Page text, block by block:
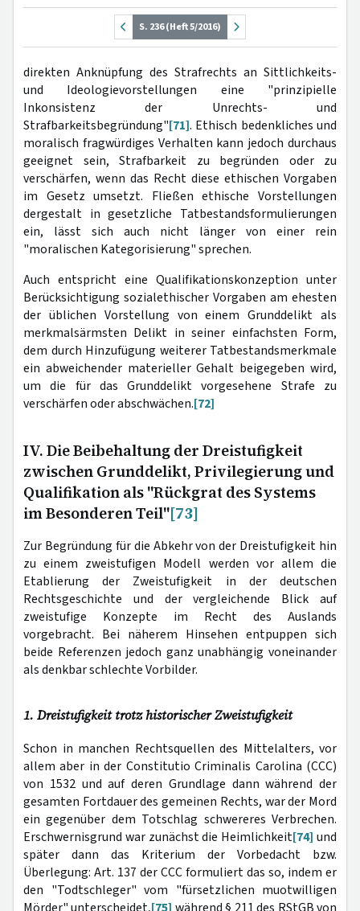
S. 236 (Heft 5/2016)
direkten Anknüpfung des Strafrechts an Sittlichkeits-
und Ideologievorstellungen eine "prinzipielle
Inkonsistenz der Unrechts- und
Strafbarkeitsbegründung"[71]. Ethisch bedenkliches und
moralisch fragwürdiges Verhalten kann jedoch durchaus
geeignet sein, Strafbarkeit zu begründen oder zu
verschärfen, wenn das Recht diese ethischen Vorgaben
im Gesetz umsetzt. Fließen ethische Vorstellungen
dergestalt in gesetzliche Tatbestandsformulierungen
ein, lässt sich auch nicht länger von einer rein
"moralischen Kategorisierung" sprechen.
Auch entspricht eine Qualifikationskonzeption unter
Berücksichtigung sozialethischer Vorgaben am ehesten
der üblichen Vorstellung von einem Grunddelikt als
merkmalsärmsten Delikt in seiner einfachsten Form,
dem durch Hinzufügung weiterer Tatbestandsmerkmale
ein abweichender materieller Gehalt beigegeben wird,
um die für das Grunddelikt vorgesehene Strafe zu
verschärfen oder abschwächen.[72]
IV. Die Beibehaltung der Dreistufigkeit
zwischen Grunddelikt, Privilegierung und
Qualifikation als "Rückgrat des Systems
im Besonderen Teil"[73]
Zur Begründung für die Abkehr von der Dreistufigkeit hin
zu einem zweistufigen Modell werden vor allem die
Etablierung der Zweistufigkeit in der deutschen
Rechtsgeschichte und der vergleichende Blick auf
zweistufige Konzepte im Recht des Auslands
vorgebracht. Bei näherem Hinsehen entpuppen sich
beide Referenzen jedoch ganz unabhängig voneinander
als denkbar schlechte Vorbilder.
1. Dreistufigkeit trotz historischer Zweistufigkeit
Schon in manchen Rechtsquellen des Mittelalters, vor
allem aber in der Constitutio Criminalis Carolina (CCC)
von 1532 und auf deren Grundlage dann während der
gesamten Fortdauer des gemeinen Rechts, war der Mord
ein gegenüber dem Totschlag schwereres Verbrechen.
Erschwernisgrund war zunächst die Heimlichkeit[74] und
später dann das Kriterium der Vorbedacht bzw.
Überlegung: Art. 137 der CCC formuliert das so, indem er
den "Todtschleger" vom "fürsetzlichen muotwilligen